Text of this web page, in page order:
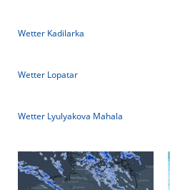
Wetter Kadilarka
Wetter Lopatar
Wetter Lyulyakova Mahala